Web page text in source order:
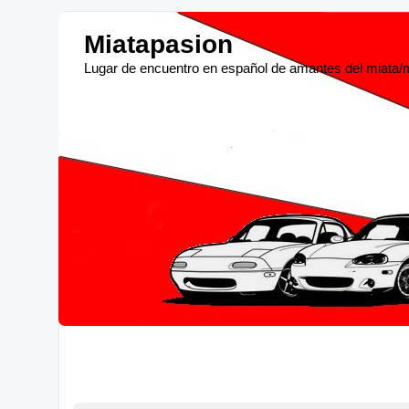
Miatapasion
Lugar de encuentro en español de amantes del miata/